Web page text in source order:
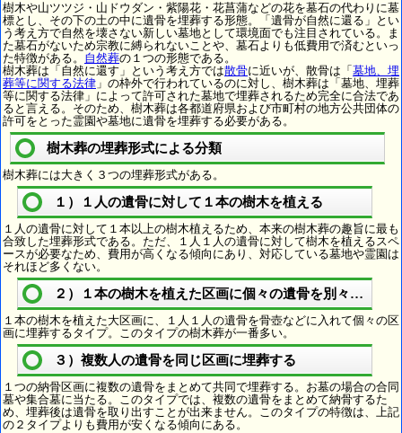
樹木や山ツツジ・山ドウダン・紫陽花・花菖蒲などの花を墓石の代わりに墓
標とし、その下の土の中に遺骨を埋葬する形態。「遺骨が自然に還る」とい
う考え方で自然を壊さない新しい墓地として環境面でも注目されている。ま
た墓石がないため宗教に縛られないことや、墓石よりも低費用で済むといっ
た特徴がある。 自然葬の１つの形態である。
樹木葬は「自然に還す」という考え方では散骨に近いが、散骨は「 墓地、埋
葬等に関する法律 」の枠外で行われているのに対し、樹木葬は「墓地、埋葬
等に関する法律」によって許可された墓地で埋葬されるため完全に合法であ
ると言える。そのため、樹木葬は各都道府県および市町村の地方公共団体の
許可をとった霊園や墓地に遺骨を埋葬する必要がある。
樹木葬の埋葬形式による分類
樹木葬には大きく３つの埋葬形式がある。
１）１人の遺骨に対して１本の樹木を植える
１人の遺骨に対して１本以上の樹木植えるため、本来の樹木葬の趣旨に最も
合致した埋葬形式である。ただ、１人１人の遺骨に対して樹木を植えるスペ
ースが必要なため、費用が高くなる傾向にあり、対応している墓地や霊園は
それほど多くない。
２）１本の樹木を植えた区画に個々の遺骨を別々に埋葬
１本の樹木を植えた大区画に、１人１人の遺骨を骨壺などに入れて個々の区
画に埋葬するタイプ。このタイプの樹木葬が一番多い。
３）複数人の遺骨を同じ区画に埋葬する
１つの納骨区画に複数の遺骨をまとめて共同で埋葬する。お墓の場合の合同
墓や集合墓に当たる。このタイプでは、複数の遺骨をまとめて納骨するた
め、埋葬後は遺骨を取り出すことが出来ません。このタイプの特徴は、上記
の２タイプよりも費用が安くなる傾向にある。